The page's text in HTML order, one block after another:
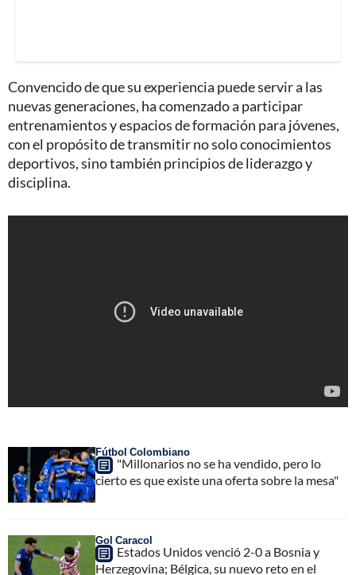
Convencido de que su experiencia puede servir a las
nuevas generaciones, ha comenzado a participar
entrenamientos y espacios de formación para jóvenes,
con el propósito de transmitir no solo conocimientos
deportivos, sino también principios de liderazgo y
disciplina.
Fútbol Colombiano
"Millonarios no se ha vendido, pero lo
cierto es que existe una oferta sobre la mesa"
Gol Caracol
Estados Unidos venció 2-0 a Bosnia y
Herzegovina; Bélgica, su nuevo reto en el